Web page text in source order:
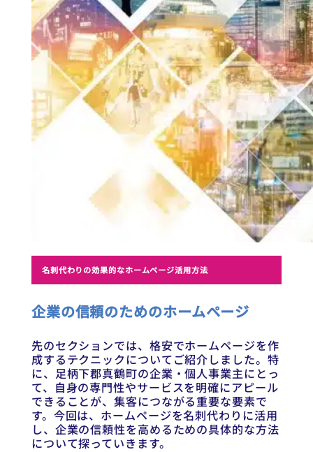
名刺代わりの効果的なホームページ活用方法
企業の信頼のためのホームページ
先のセクションでは、格安でホームページを作
成するテクニックについてご紹介しました。特
に、足柄下郡真鶴町の企業・個人事業主にとっ
て、自身の専門性やサービスを明確にアピール
できることが、集客につながる重要な要素で
す。今回は、ホームページを名刺代わりに活用
し、企業の信頼性を高めるための具体的な方法
について探っていきます。